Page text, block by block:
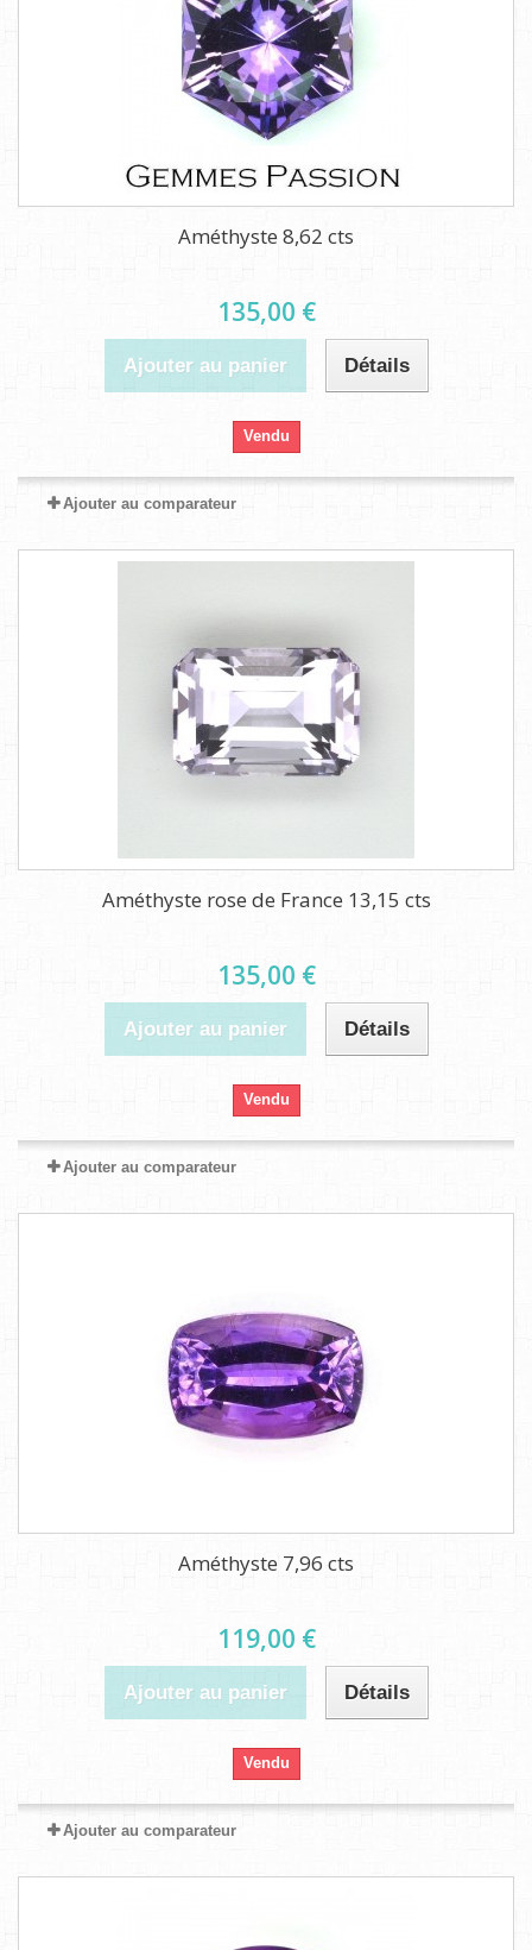
Améthyste 8,62 cts
135,00 €
Ajouter au panier Détails
Vendu
Ajouter au comparateur
Améthyste rose de France 13,15 cts
135,00 €
Ajouter au panier Détails
Vendu
Ajouter au comparateur
Améthyste 7,96 cts
119,00 €
Ajouter au panier Détails
Vendu
Ajouter au comparateur